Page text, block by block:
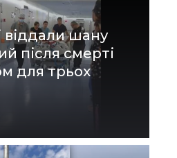
віддали шану
після смерті
для трьох